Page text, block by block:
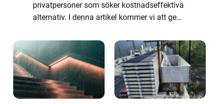
privatpersoner som söker kostnadseffektiva
alternativ. I denna artikel kommer vi att ge
presentera olika typer av budgetföretag...